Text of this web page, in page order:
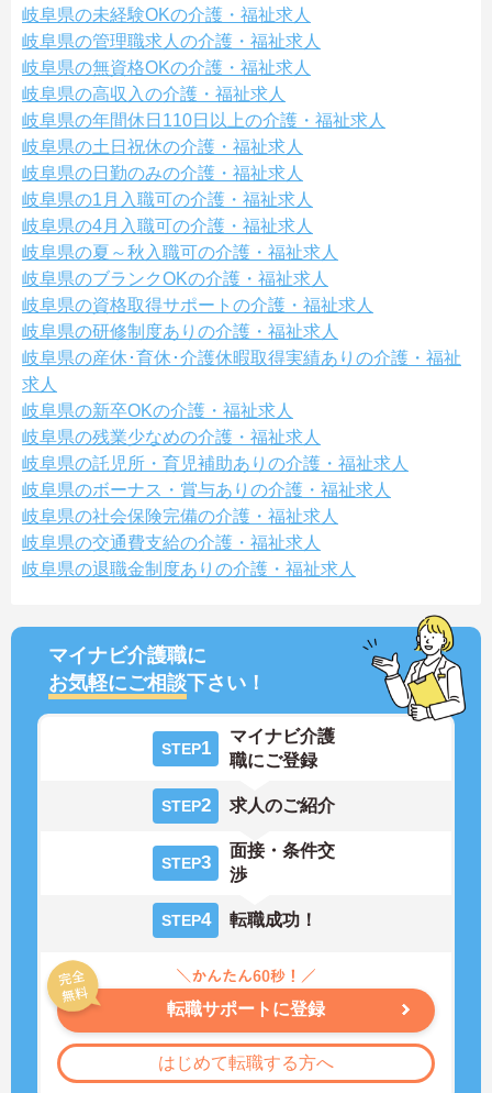
岐阜県の未経験OKの介護・福祉求人
岐阜県の管理職求人の介護・福祉求人
岐阜県の無資格OKの介護・福祉求人
岐阜県の高収入の介護・福祉求人
岐阜県の年間休日110日以上の介護・福祉求人
岐阜県の土日祝休の介護・福祉求人
岐阜県の日勤のみの介護・福祉求人
岐阜県の1月入職可の介護・福祉求人
岐阜県の4月入職可の介護・福祉求人
岐阜県の夏～秋入職可の介護・福祉求人
岐阜県のブランクOKの介護・福祉求人
岐阜県の資格取得サポートの介護・福祉求人
岐阜県の研修制度ありの介護・福祉求人
岐阜県の産休･育休･介護休暇取得実績ありの介護・福祉
求人
岐阜県の新卒OKの介護・福祉求人
岐阜県の残業少なめの介護・福祉求人
岐阜県の託児所・育児補助ありの介護・福祉求人
岐阜県のボーナス・賞与ありの介護・福祉求人
岐阜県の社会保険完備の介護・福祉求人
岐阜県の交通費支給の介護・福祉求人
岐阜県の退職金制度ありの介護・福祉求人
マイナビ介護職に
お気軽にご相談下さい！
STEP1
マイナビ介護
職にご登録
STEP2 求人のご紹介
STEP3
面接・条件交
渉
STEP4 転職成功！
転職サポートに登録
はじめて転職する方へ